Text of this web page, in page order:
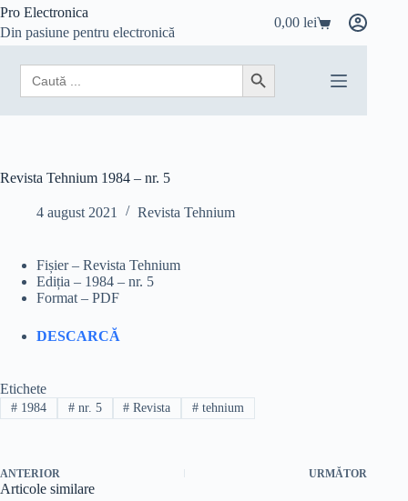
Sari
conținut
Pro Electronica
Din pasiune pentru electronică
Coș
de
cumpărături
0,00lei
Search
for:
Search Button
Revista Tehnium 1984 – nr. 5
4 august 2021 Revista Tehnium
Fișier – Revista Tehnium
Ediția – 1984 – nr. 5
Format – PDF
DESCARCĂ
Etichete
#1984 #nr. 5 # Revista # tehnium
ANTERIOR URMĂTOR
Articole similare